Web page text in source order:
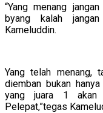
“Yang menang
byang kalah
Kameluddin.
Yang telah menang,
diemban bukan
yang juara 1 akan
Pelepat,”tegas